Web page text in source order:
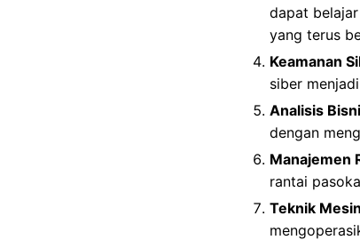
dapat
yang terus
Keamanan
siber
Analisis
dengan
Manajemen
rantai
Teknik Mesin